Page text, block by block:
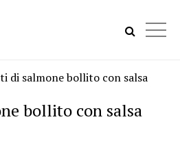
di salmone bollito con salsa
bollito con salsa